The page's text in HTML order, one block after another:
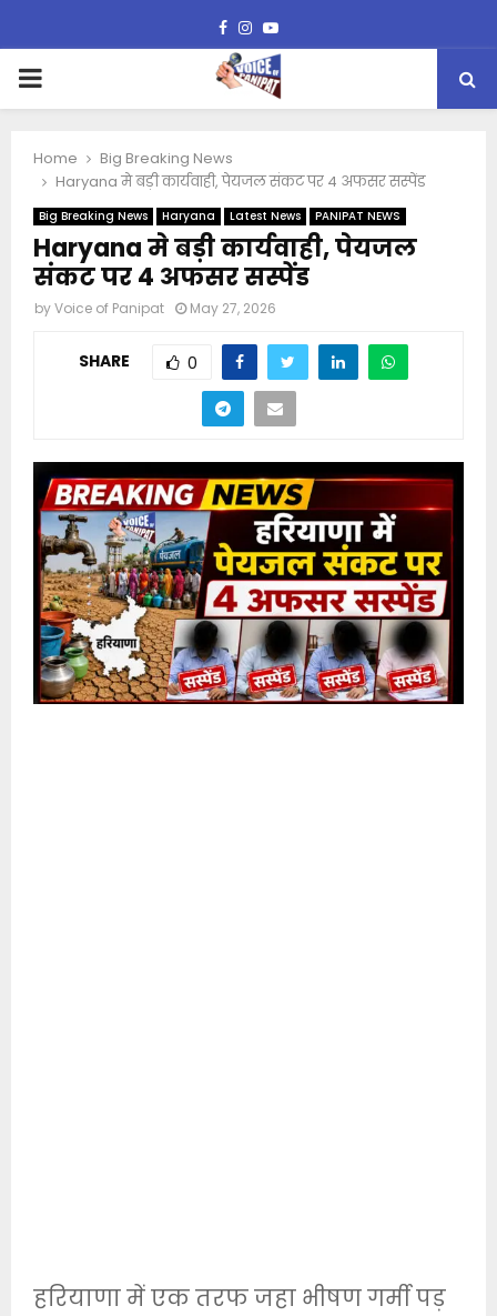
Facebook
Instagram
Youtube
PRIMARY
Home
Big Breaking News
Haryana मे बड़ी कार्यवाही, पेयजल संकट पर 4 अफसर सस्पेंड
Big Breaking News Haryana Latest News PANIPAT NEWS
Haryana मे बड़ी कार्यवाही, पेयजल
संकट पर 4 अफसर सस्पेंड
byVoice of Panipat May 27, 2026
SHARE 0
हरियाणा में एक तरफ जहा भीषण गर्मी पड़